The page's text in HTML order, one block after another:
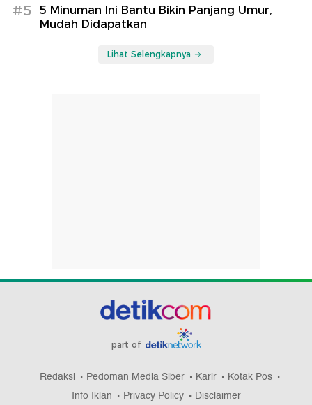
#5
5 Minuman Ini Bantu Bikin Panjang Umur,
Mudah Didapatkan
Lihat Selengkapnya
part of
Redaksi Pedoman Media Siber Karir
Kotak Pos
Info Iklan
Privacy Policy Disclaimer